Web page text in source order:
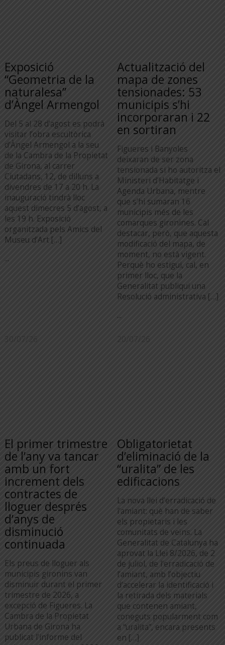
Exposició
“Geometria de la
naturalesa”
d’Àngel Armengol
Del 5 al 28 d’agost es podrà
visitar l’obra escultòrica
d’Àngel Armengol a la seu
de la Cambra de la Propietat
de Girona, al carrer
Ciutadans, 12, de dilluns a
divendres de 17 a 20 h. La
inauguració tindrà lloc
aquest dimecres 5 d’agost, a
les 19 h. Exposició
organitzada pels Amics del
Museu d’Art […]
...
Actualització del
mapa de zones
tensionades: 53
municipis s’hi
incorporaran i 22
en sortiran
Figueres i Banyoles
deixaran de ser zona
tensionada si ho autoritza el
Ministeri d’Habitatge i
Agenda Urbana, mentre
que s’hi sumaran 16
municipis més de les
comarques gironines. Cal
destacar, però, que aquesta
modificació del mapa, de
moment, no està vigent.
Perquè ho estigui, cal, en
primer lloc, que la
Generalitat publiqui una
Resolució administrativa […]
...
30/07/26
El primer trimestre
de l’any va tancar
amb un fort
increment dels
contractes de
lloguer després
d’anys de
disminució
continuada
Els preus de lloguer als
municipis gironins van
disminuir durant el primer
trimestre de 2026, a
excepció de Figueres. La
Cambra de la Propietat
Urbana de Girona ha
publicat l’informe del
20/07/26
Obligatorietat
d’eliminació de la
“uralita” de les
edificacions
La nova llei d’erradicació de
l’amiant: què han de saber
els propietaris i les
comunitats de veïns. La
Generalitat de Catalunya ha
aprovat la Llei 8/2026, de 2
de juliol, de l’erradicació de
l’amiant, amb l’objectiu
d’accelerar la identificació i
la retirada dels materials
que contenen amiant,
coneguts popularment com
a “uralita”, encara presents
en […]